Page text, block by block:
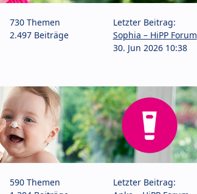
730 Themen
2.497 Beiträge
Letzter Beitrag:
Sophia – HiPP Forum
30. Jun 2026 10:38
590 Themen
Letzter Beitrag: